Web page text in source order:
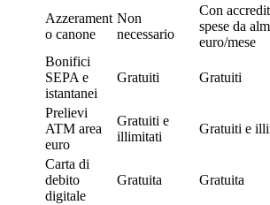
Azzerament
o canone
Non
necessario
Con
spese da
euro/mese
Bonifici
SEPA e
istantanei
Gratuiti Gratuiti
Prelievi
ATM area
euro
Gratuiti e
illimitati
Gratuiti e
Carta di
debito
digitale
Gratuita Gratuita